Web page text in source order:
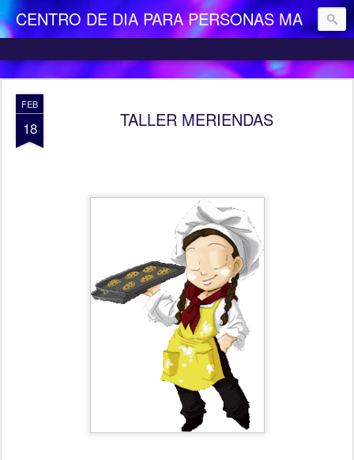
CENTRO DE DIA PARA PERSONAS MAYORES DEPENDIENTES "LA CAMOCHA"
FEB
18 TALLER MERIENDAS